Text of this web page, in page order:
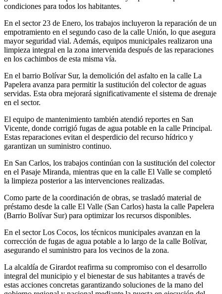
condiciones para todos los habitantes.
En el sector 23 de Enero, los trabajos incluyeron la reparación de un
empotramiento en el segundo caso de la calle Unión, lo que asegura
mayor seguridad vial. Además, equipos municipales realizaron una
limpieza integral en la zona intervenida después de las reparaciones
en los cachimbos de esta misma vía.
En el barrio Bolívar Sur, la demolición del asfalto en la calle La
Papelera avanza para permitir la sustitución del colector de aguas
servidas. Esta obra mejorará significativamente el sistema de drenaje
en el sector.
El equipo de mantenimiento también atendió reportes en San
Vicente, donde corrigió fugas de agua potable en la calle Principal.
Estas reparaciones evitan el desperdicio del recurso hídrico y
garantizan un suministro continuo.
En San Carlos, los trabajos continúan con la sustitución del colector
en el Pasaje Miranda, mientras que en la calle El Valle se completó
la limpieza posterior a las intervenciones realizadas.
Como parte de la coordinación de obras, se trasladó material de
préstamo desde la calle El Valle (San Carlos) hasta la calle Papelera
(Barrio Bolívar Sur) para optimizar los recursos disponibles.
En el sector Los Cocos, los técnicos municipales avanzan en la
corrección de fugas de agua potable a lo largo de la calle Bolívar,
asegurando el suministro para los vecinos de la zona.
La alcaldía de Girardot reafirma su compromiso con el desarrollo
integral del municipio y el bienestar de sus habitantes a través de
estas acciones concretas garantizando soluciones de la mano del